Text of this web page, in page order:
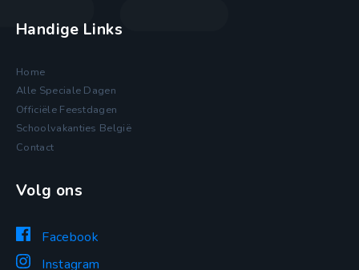
Handige Links
Home
Alle Speciale Dagen
Officiële Feestdagen
Schoolvakanties België
Contact
Volg ons
Facebook
Instagram